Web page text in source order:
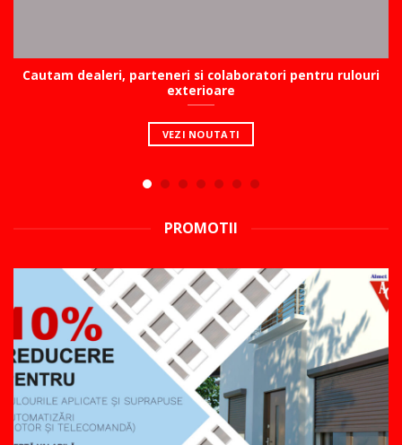
Cautam dealeri, parteneri si colaboratori pentru rulouri
exterioare
VEZI NOUTATI
PROMOTII